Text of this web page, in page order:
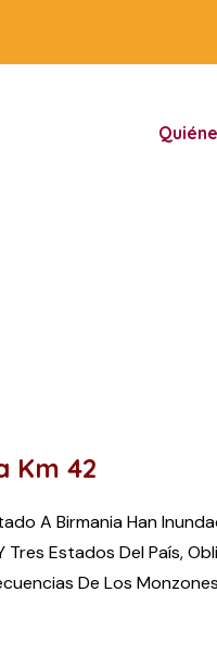
Km 42
A Birmania Han
Estados Del País,
De Los Monzones